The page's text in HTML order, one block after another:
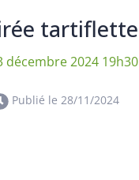
tartiflette
décembre2024 19h30
Publié le 28/11/2024